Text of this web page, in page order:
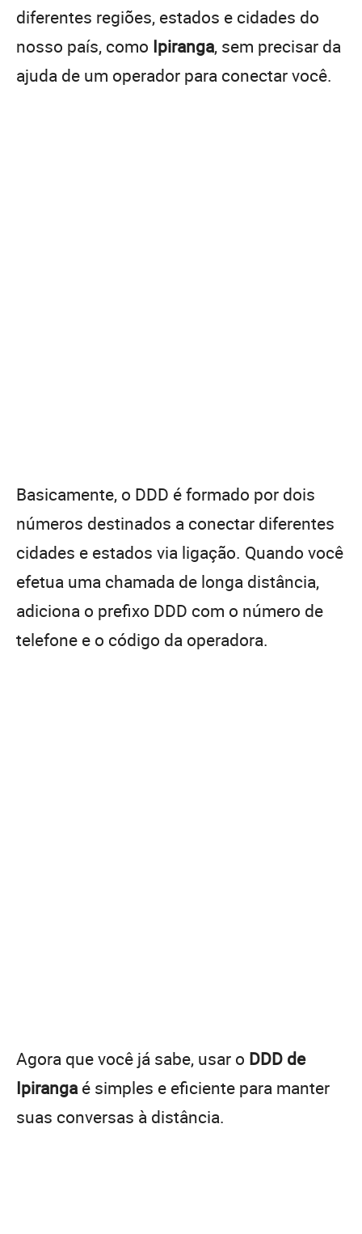
diferentes regiões, estados e cidades do
nosso país, como Ipiranga, sem precisar da
ajuda de um operador para conectar você.
Basicamente, o DDD é formado por dois
números destinados a conectar diferentes
cidades e estados via ligação. Quando você
efetua uma chamada de longa distância,
adiciona o prefixo DDD com o número de
telefone e o código da operadora.
Agora que você já sabe, usar o DDD de
Ipiranga é simples e eficiente para manter
suas conversas à distância.